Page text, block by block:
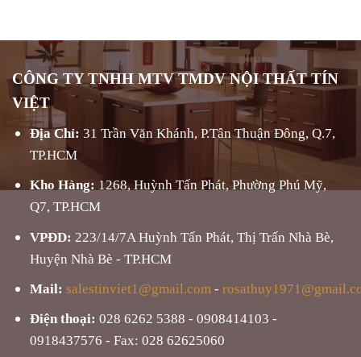
CÔNG TY TNHH MTV TMDV NỘI THẤT TÍN
VIỆT
Địa Chỉ: 31 Trần Văn Khánh, P.Tân Thuận Đông, Q.7,
TP.HCM
Kho Hàng: 1268, Huỳnh Tấn Phát, Phường Phú Mỹ,
Q7, TP.HCM
VPĐD: 223/14/7A Huỳnh Tấn Phát, Thị Trấn Nhà Bè,
Huyện Nhà Bè - TP.HCM
Mail: salestinviet1@gmail.com -
Điện thoại: 028 6262 5388 - 0908414103 -
0918437576 - Fax: 028 62625060